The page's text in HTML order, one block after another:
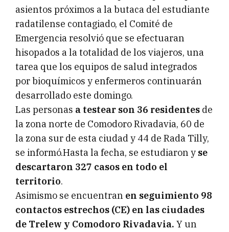
asientos próximos a la butaca del estudiante
radatilense contagiado, el Comité de
Emergencia resolvió que se efectuaran
hisopados a la totalidad de los viajeros, una
tarea que los equipos de salud integrados
por bioquímicos y enfermeros continuarán
desarrollado este domingo.
Las personas a testear son 36 residentes de
la zona norte de Comodoro Rivadavia, 60 de
la zona sur de esta ciudad y 44 de Rada Tilly,
se informó.Hasta la fecha, se estudiaron y se
descartaron 327 casos en todo el
territorio.
Asimismo se encuentran en seguimiento 98
contactos estrechos (CE) en las ciudades
de Trelew y Comodoro Rivadavia. Y un